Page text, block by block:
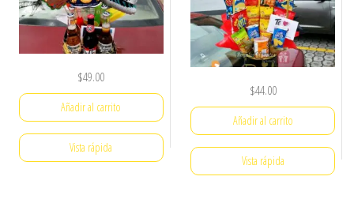
$49.00
Añadir al carrito
Vista rápida
$44.00
Añadir al carrito
Vista rápida